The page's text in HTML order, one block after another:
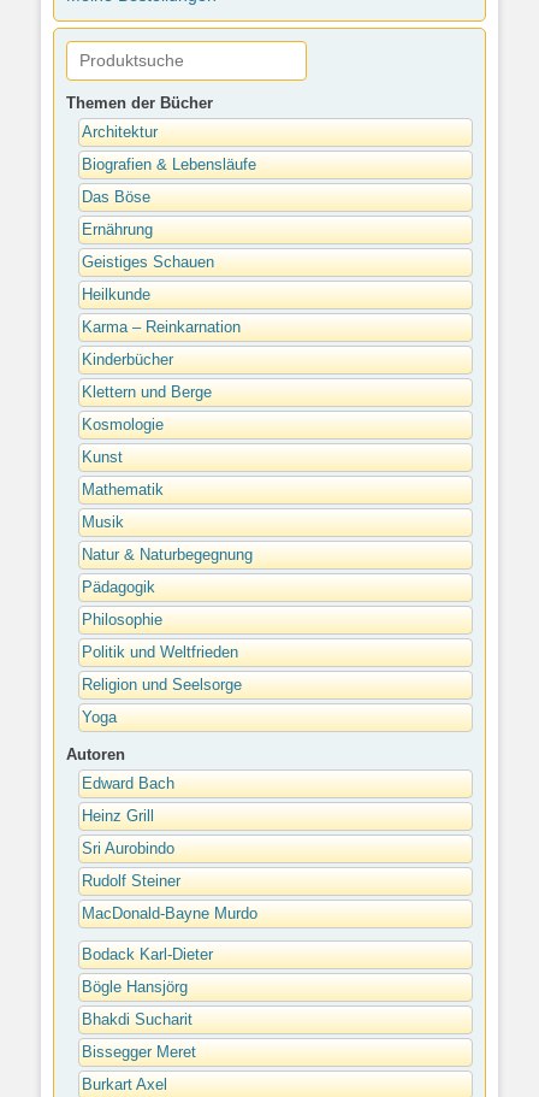
Themen der Bücher
Architektur
Biografien & Lebensläufe
Das Böse
Ernährung
Geistiges Schauen
Heilkunde
Karma – Reinkarnation
Kinderbücher
Klettern und Berge
Kosmologie
Kunst
Mathematik
Musik
Natur & Naturbegegnung
Pädagogik
Philosophie
Politik und Weltfrieden
Religion und Seelsorge
Yoga
Autoren
Edward Bach
Heinz Grill
Sri Aurobindo
Rudolf Steiner
MacDonald-Bayne Murdo
Bodack Karl-Dieter
Bögle Hansjörg
Bhakdi Sucharit
Bissegger Meret
Burkart Axel